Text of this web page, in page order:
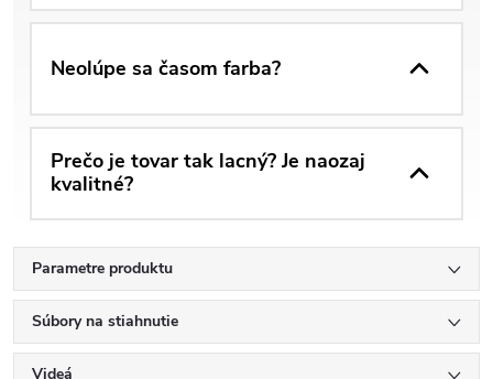
Neolúpe sa časom farba?
Prečo je tovar tak lacný? Je naozaj
kvalitné?
Parametre produktu
Súbory na stiahnutie
Videá